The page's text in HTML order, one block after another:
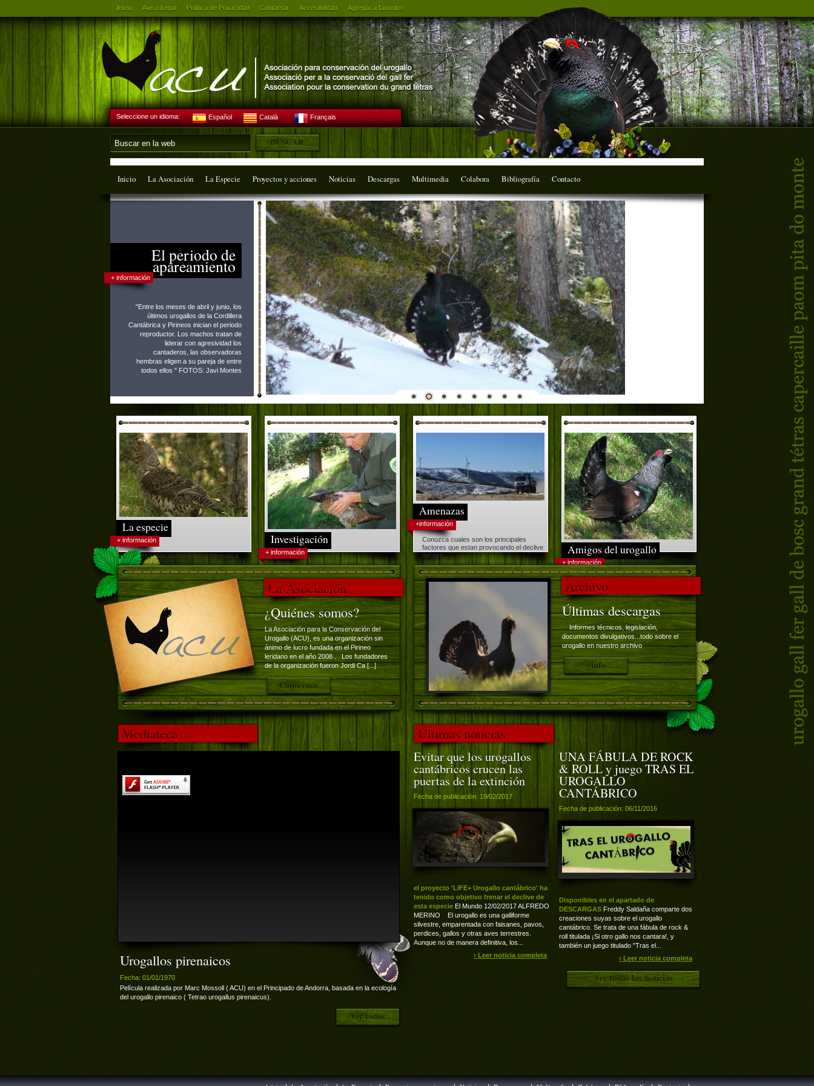
Inicio Aviso Legal Política de Privacidad Contactar Accesibilidad Agregar a favoritos
Seleccione un idioma: Español Català Français
Inicio La Asociación La Especie Proyectos y acciones Noticias Descargas Multimedia Colabora Bibliografía Contacto
El periodo de
apareamiento
+ información
"Entre los meses de abril y junio, los
últimos urogallos de la Cordillera
Cantábrica y Pirineos inician el periodo
reproductor. Los machos tratan de
liderar con agresividad los
cantaderos, las observadoras
hembras eligen a su pareja de entre
todos ellos " FOTOS: Javi Montes
La especie
+ información
Conozca más sobre esta emblemática
ave.
Investigación
+ información
Amenazas
+información
Conozca cuales son los principales
factores que estan provocando el declive
del ave.
Amigos del urogallo
+ información
Ayudanos a conservar el urogallo y su
hábitat
La Asociación
¿Quiénes somos?
La Asociación para la Conservación del
Urogallo (ACU), es una organización sin
ánimo de lucro fundada en el Pirineo
leridano en el año 2008 . Los fundadores
de la organización fueron Jordi Ca [...]
Conócenos
Archivo
Últimas descargas
Informes técnicos, legislación,
documentos divulgativos...todo sobre el
urogallo en nuestro archivo
+info
Mediateca
Urogallos pirenaicos
Fecha: 01/01/1970
Película realizada por Marc Mossoll ( ACU) en el Principado de Andorra, basada en la ecología
del urogallo pirenaico ( Tetrao urogallus pirenaicus).
Ver todos
Últimas noticias
Evitar que los urogallos
cantábricos crucen las
puertas de la extinción
Fecha de publicación: 19/02/2017
el proyecto 'LIFE+ Urogallo cantábrico' ha
tenido como objetivo frenar el declive de
esta especie El Mundo 12/02/2017 ALFREDO
MERINO El urogallo es una galliforme
silvestre, emparentada con faisanes, pavos,
perdices, gallos y otras aves terrestres.
Aunque no de manera definitiva, los...
› Leer noticia completa
UNA FÁBULA DE ROCK
& ROLL y juego TRAS EL
UROGALLO
CANTÁBRICO
Fecha de publicación: 06/11/2016
Disponibles en el apartado de
DESCARGAS Freddy Saldaña comparte dos
creaciones suyas sobre el urogallo
cantábrico. Se trata de una fábula de rock &
roll titulada ¡Si otro gallo nos cantara!, y
también un juego titulado "Tras el...
› Leer noticia completa
Ver todas las noticias